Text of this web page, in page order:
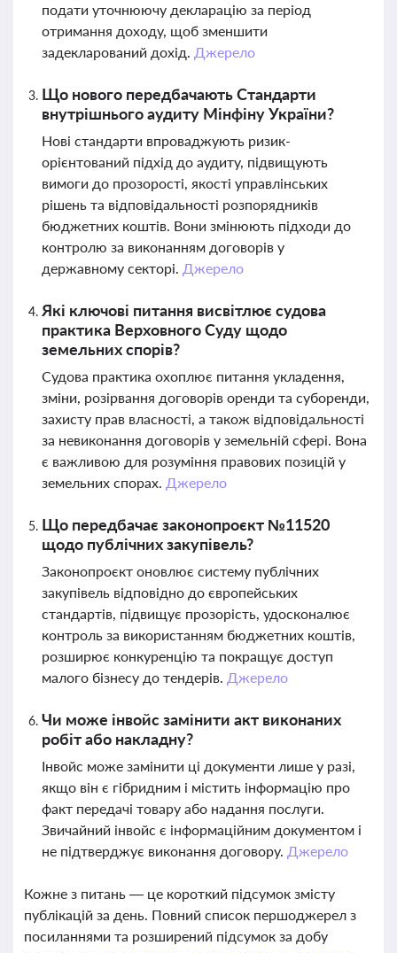
подати уточнюючу декларацію за період
отримання доходу, щоб зменшити
задекларований дохід. Джерело
Що нового передбачають Стандарти
внутрішнього аудиту Мінфіну України?
Нові стандарти впроваджують ризик-
орієнтований підхід до аудиту, підвищують
вимоги до прозорості, якості управлінських
рішень та відповідальності розпорядників
бюджетних коштів. Вони змінюють підходи до
контролю за виконанням договорів у
державному секторі. Джерело
Які ключові питання висвітлює судова
практика Верховного Суду щодо
земельних спорів?
Судова практика охоплює питання укладення,
зміни, розірвання договорів оренди та суборенди,
захисту прав власності, а також відповідальності
за невиконання договорів у земельній сфері. Вона
є важливою для розуміння правових позицій у
земельних спорах. Джерело
Що передбачає законопроєкт №11520
щодо публічних закупівель?
Законопроєкт оновлює систему публічних
закупівель відповідно до європейських
стандартів, підвищує прозорість, удосконалює
контроль за використанням бюджетних коштів,
розширює конкуренцію та покращує доступ
малого бізнесу до тендерів. Джерело
Чи може інвойс замінити акт виконаних
робіт або накладну?
Інвойс може замінити ці документи лише у разі,
якщо він є гібридним і містить інформацію про
факт передачі товару або надання послуги.
Звичайний інвойс є інформаційним документом і
не підтверджує виконання договору. Джерело
Кожне з питань — це короткий підсумок змісту
публікацій за день. Повний список першоджерел з
посиланнями та розширений підсумок за добу